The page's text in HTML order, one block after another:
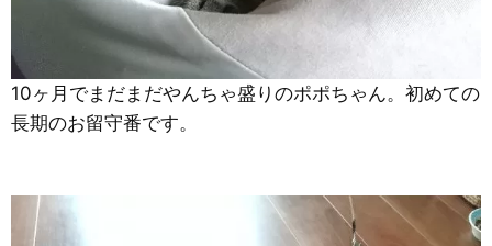
10ヶ月でまだまだやんちゃ盛りのポポちゃん。初めての
長期のお留守番です。